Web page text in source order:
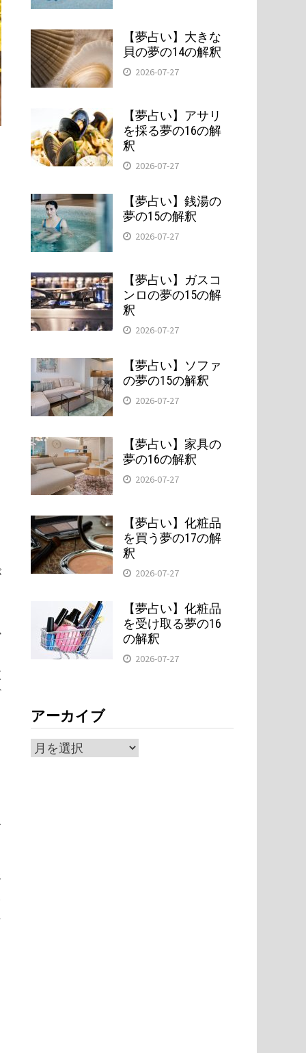
【夢占い】大きな
貝の夢の14の解釈
2026-07-27
【夢占い】アサリ
を採る夢の16の解
釈
2026-07-27
【夢占い】銭湯の
夢の15の解釈
2026-07-27
【夢占い】ガスコ
ンロの夢の15の解
釈
2026-07-27
【夢占い】ソファ
の夢の15の解釈
2026-07-27
【夢占い】家具の
夢の16の解釈
2026-07-27
【夢占い】化粧品
を買う夢の17の解
釈
2026-07-27
【夢占い】化粧品
を受け取る夢の16
の解釈
2026-07-27
アーカイブ
ア